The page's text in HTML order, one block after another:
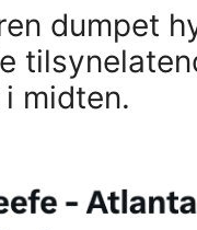
dumpet
midten.